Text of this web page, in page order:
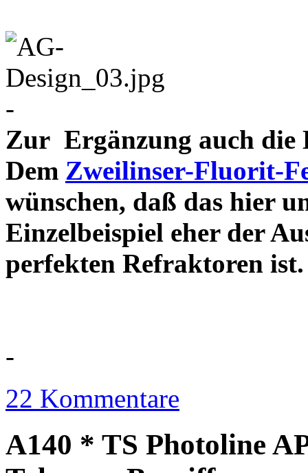
-
Zur Ergänzung auch die
Dem Zweilinser-Fluorit-
wünschen, daß das hier
Einzelbeispiel eher der
perfekten
-
22 Kommentare
A140 * TS Photoline